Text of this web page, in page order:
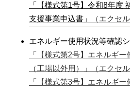
「【様式第1号】令和8年度
支援事業申込書」
（エクセ
エネルギー使用状況等確認シ
「【様式第2号】エネルギ
（工場以外用）」（エクセ
「【様式第3号】エネルギ